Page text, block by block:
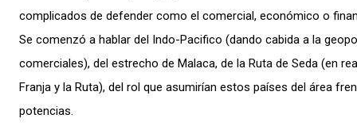
complicados de defender como el comercial, económico o
Se comenzó a hablar del Indo-Pacifico (dando cabida a la
comerciales), del estrecho de Malaca, de la Ruta de Seda (en
Franja y la Ruta), del rol que asumirían estos países del área
potencias.